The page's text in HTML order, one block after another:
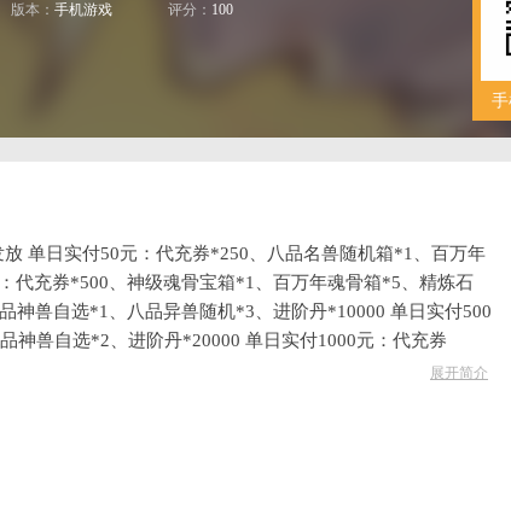
版本： 手机游戏 评分： 100
单日实付50元：代充券*250、八品名兽随机箱*1、百万年
代充券*500、神级魂骨宝箱*1、百万年魂骨箱*5、精炼石
神兽自选*1、八品异兽随机*3、进阶丹*10000 单日实付500
神兽自选*2、进阶丹*20000 单日实付1000元：代充券
级仙兽自选*2、觉醒石*2000 单日实付2000元：代充券展开简介